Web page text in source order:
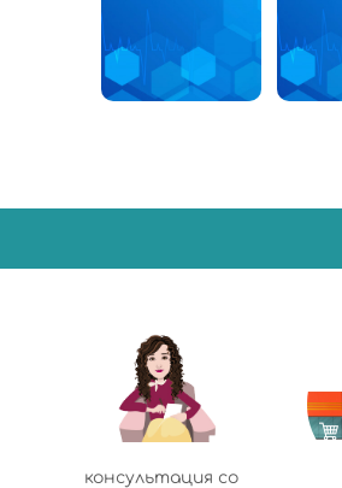
консультация со